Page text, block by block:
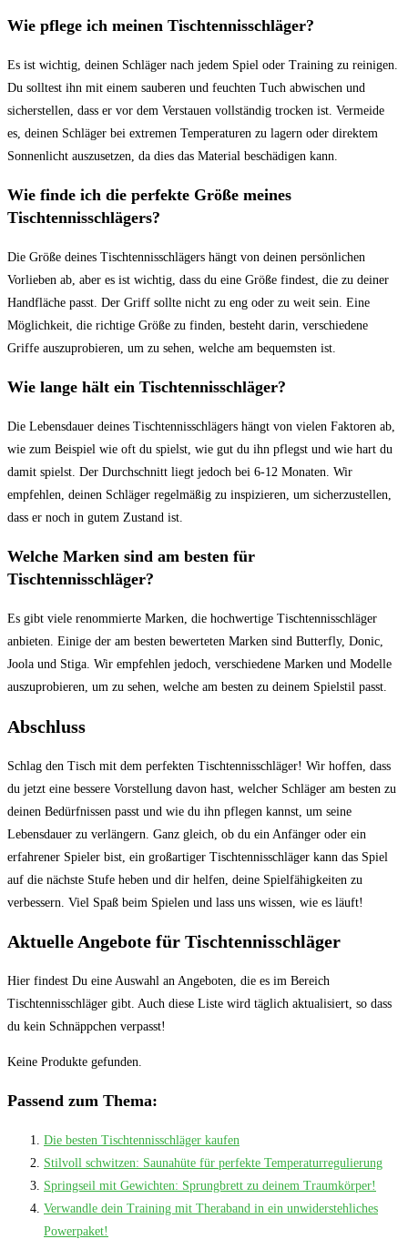
Wie pflege ich meinen Tischtennisschläger?
Es ist wichtig, deinen Schläger nach jedem Spiel oder Training zu reinigen.
Du solltest ihn mit einem sauberen und feuchten Tuch abwischen und
sicherstellen, dass er vor dem Verstauen vollständig trocken ist. Vermeide
es, deinen Schläger bei extremen Temperaturen zu lagern oder direktem
Sonnenlicht auszusetzen, da dies das Material beschädigen kann.
Wie finde ich die perfekte Größe meines
Tischtennisschlägers?
Die Größe deines Tischtennisschlägers hängt von deinen persönlichen
Vorlieben ab, aber es ist wichtig, dass du eine Größe findest, die zu deiner
Handfläche passt. Der Griff sollte nicht zu eng oder zu weit sein. Eine
Möglichkeit, die richtige Größe zu finden, besteht darin, verschiedene
Griffe auszuprobieren, um zu sehen, welche am bequemsten ist.
Wie lange hält ein Tischtennisschläger?
Die Lebensdauer deines Tischtennisschlägers hängt von vielen Faktoren ab,
wie zum Beispiel wie oft du spielst, wie gut du ihn pflegst und wie hart du
damit spielst. Der Durchschnitt liegt jedoch bei 6-12 Monaten. Wir
empfehlen, deinen Schläger regelmäßig zu inspizieren, um sicherzustellen,
dass er noch in gutem Zustand ist.
Welche Marken sind am besten für
Tischtennisschläger?
Es gibt viele renommierte Marken, die hochwertige Tischtennisschläger
anbieten. Einige der am besten bewerteten Marken sind Butterfly, Donic,
Joola und Stiga. Wir empfehlen jedoch, verschiedene Marken und Modelle
auszuprobieren, um zu sehen, welche am besten zu deinem Spielstil passt.
Abschluss
Schlag den Tisch mit dem perfekten Tischtennisschläger! Wir hoffen, dass
du jetzt eine bessere Vorstellung davon hast, welcher Schläger am besten zu
deinen Bedürfnissen passt und wie du ihn pflegen kannst, um seine
Lebensdauer zu verlängern. Ganz gleich, ob du ein Anfänger oder ein
erfahrener Spieler bist, ein großartiger Tischtennisschläger kann das Spiel
auf die nächste Stufe heben und dir helfen, deine Spielfähigkeiten zu
verbessern. Viel Spaß beim Spielen und lass uns wissen, wie es läuft!
Aktuelle Angebote für Tischtennisschläger
Hier findest Du eine Auswahl an Angeboten, die es im Bereich
Tischtennisschläger gibt. Auch diese Liste wird täglich aktualisiert, so dass
du kein Schnäppchen verpasst!
Keine Produkte gefunden.
Passend zum Thema:
Die besten Tischtennisschläger kaufen
Stilvoll schwitzen: Saunahüte für perfekte Temperaturregulierung
Springseil mit Gewichten: Sprungbrett zu deinem Traumkörper!
Verwandle dein Training mit Theraband in ein unwiderstehliches
Powerpaket!